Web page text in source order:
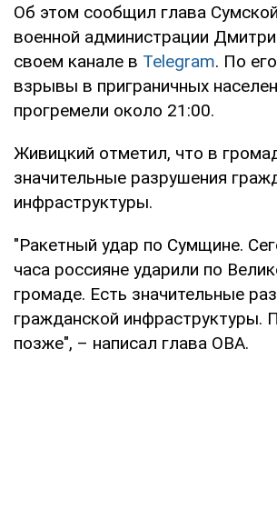
Об этом сообщил глава
военной администрации
своем канале в Telegram. По
взрывы в приграничных
прогремели около 21:00.
Живицкий отметил, что в
значительные разрушения
инфраструктуры.
"Ракетный удар по Сумщине.
часа россияне ударили по
громаде. Есть значительные
гражданской инфраструктуры.
позже", – написал глава ОВА.